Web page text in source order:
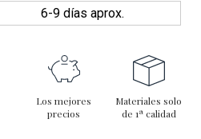
6-9 días aprox.
Los mejores
precios
Materiales solo
de 1ª calidad